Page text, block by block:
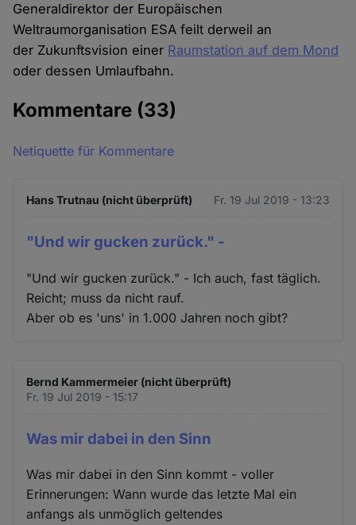
Generaldirektor der Europäischen
Weltraumorganisation ESA feilt derweil an
der Zukunftsvision einer Raumstation auf dem Mond
oder dessen Umlaufbahn.
Kommentare (33)
Netiquette für Kommentare
Hans Trutnau (nicht überprüft) Fr. 19 Jul 2019 - 13:23
"Und wir gucken zurück." -
"Und wir gucken zurück." - Ich auch, fast täglich.
Reicht; muss da nicht rauf.
Aber ob es 'uns' in 1.000 Jahren noch gibt?
Bernd Kammermeier (nicht überprüft)
Fr. 19 Jul 2019 - 15:17
Was mir dabei in den Sinn
Was mir dabei in den Sinn kommt - voller
Erinnerungen: Wann wurde das letzte Mal ein
anfangs als unmöglich geltendes